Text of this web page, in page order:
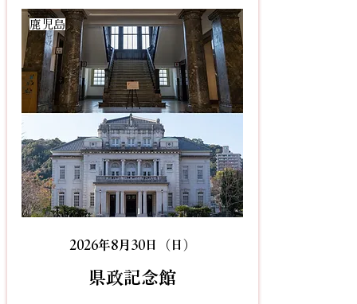
​鹿児島
2026年8月30日（日）
​県政記念館​